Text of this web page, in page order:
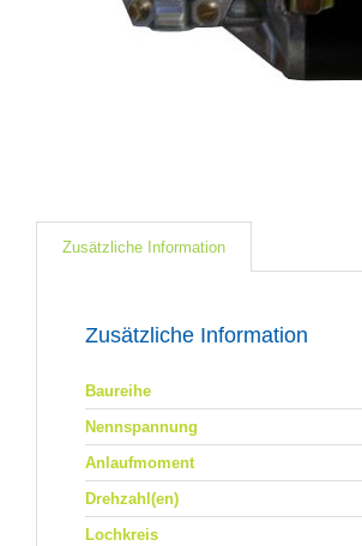
Zusätzliche Information
Zusätzliche Information
Baureihe
Nennspannung
Anlaufmoment
Drehzahl(en)
Lochkreis